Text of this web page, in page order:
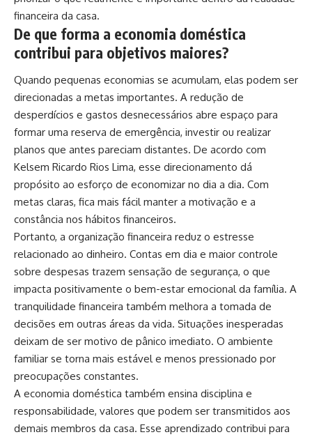
financeira da casa.
De que forma a economia doméstica
contribui para objetivos maiores?
Quando pequenas economias se acumulam, elas podem ser
direcionadas a metas importantes. A redução de
desperdícios e gastos desnecessários abre espaço para
formar uma reserva de emergência, investir ou realizar
planos que antes pareciam distantes. De acordo com
Kelsem Ricardo Rios Lima, esse direcionamento dá
propósito ao esforço de economizar no dia a dia. Com
metas claras, fica mais fácil manter a motivação e a
constância nos hábitos financeiros.
Portanto, a organização financeira reduz o estresse
relacionado ao dinheiro. Contas em dia e maior controle
sobre despesas trazem sensação de segurança, o que
impacta positivamente o bem-estar emocional da família. A
tranquilidade financeira também melhora a tomada de
decisões em outras áreas da vida. Situações inesperadas
deixam de ser motivo de pânico imediato. O ambiente
familiar se torna mais estável e menos pressionado por
preocupações constantes.
A economia doméstica também ensina disciplina e
responsabilidade, valores que podem ser transmitidos aos
demais membros da casa. Esse aprendizado contribui para